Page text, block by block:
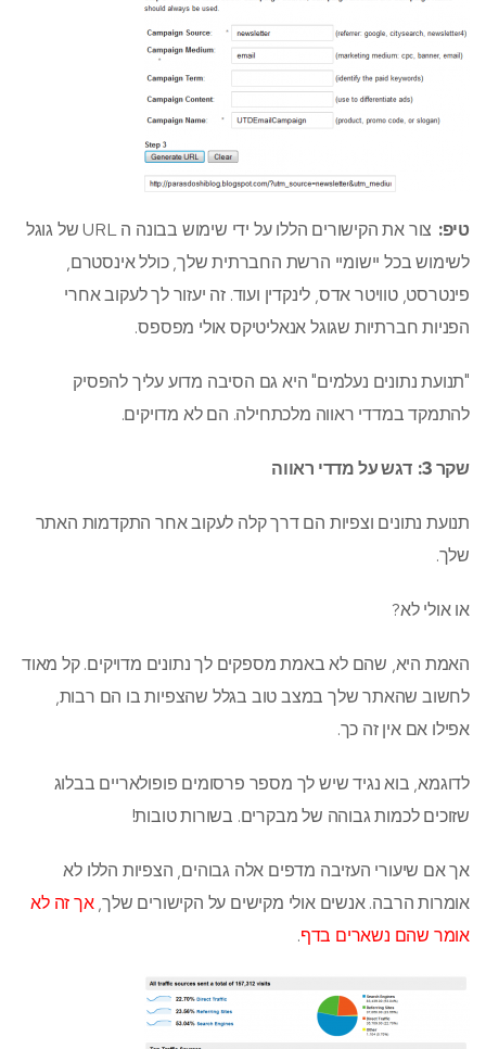
טיפ:
צור את הקישורים הללו על ידי שימוש בבונה ה URL של גוגל
לשימוש בכל יישומיי הרשת החברתית שלך, כולל אינסטרם,
פינטרסט, טוויטר אדס, לינקדין ועוד. זה יעזור לך לעקוב אחרי
הפניות חברתיות שגוגל אנאליטיקס אולי מפספס.
"תנועת נתונים נעלמים" היא גם הסיבה מדוע עליך להפסיק
להתמקד במדדי ראווה מלכתחילה. הם לא מדויקים.
שקר 3: דגש על מדדי ראווה
תנועת נתונים וצפיות הם דרך קלה לעקוב אחר התקדמות האתר
שלך.
או אולי לא?
האמת היא, שהם לא באמת מספקים לך נתונים מדויקים. קל מאוד
לחשוב שהאתר שלך במצב טוב בגלל שהצפיות בו הם רבות,
אפילו אם אין זה כך.
לדוגמא, בוא נגיד שיש לך מספר פרסומים פופולאריים בבלוג
שזוכים לכמות גבוהה של מבקרים. בשורות טובות!
אך אם שיעורי העזיבה מדפים אלה גבוהים, הצפיות הללו לא
אומרות הרבה. אנשים אולי מקישים על הקישורים שלך,אך זה לא
אומר שהם נשארים בדף.